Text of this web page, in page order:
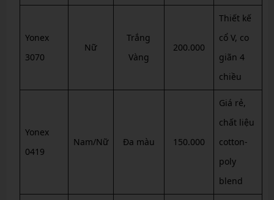
Yonex
3070
Nữ
Trắng
Vàng
200.000
Thiết kế
cổ V, co
giãn 4
chiều
Yonex
0419
Nam/Nữ Đa màu 150.000
Giá rẻ,
chất liệu
cotton-
poly
blend